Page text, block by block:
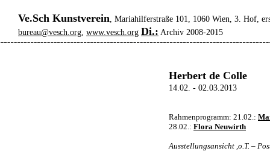
Ve.Sch Kunstverein, Mariahilferstraße 101, 1060 Wien, 3. Hof,
bureau@vesch.org, www.vesch.org Di.: Archiv 2008-2015
Herbert de Colle
14.02. - 02.03.2013
Rahmenprogramm: 21.02.:
28.02.: Flora Neuwirth
Ausstellungsansicht ,o.T. –